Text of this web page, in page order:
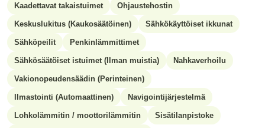
Kaadettavat takaistuimet Ohjaustehostin
Keskuslukitus (Kaukosäätöinen) Sähkökäyttöiset ikkunat
Sähköpeilit Penkinlämmittimet
Sähkösäätöiset istuimet (Ilman muistia) Nahkaverhoilu
Vakionopeudensäädin (Perinteinen)
Ilmastointi (Automaattinen) Navigointijärjestelmä
Lohkolämmitin / moottorilämmitin Sisätilanpistoke